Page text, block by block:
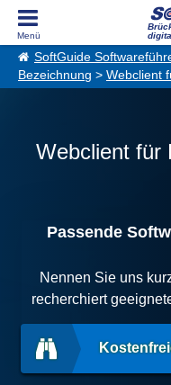
SoftGuide
Bezeichnung > Webclient
Webclient für
Passende
Nennen Sie uns
recherchiert